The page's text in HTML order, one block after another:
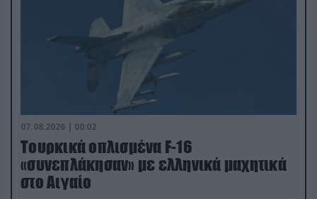
07.08.2026 | 00:02
Τουρκικά οπλισμένα F-16
«συνεπλάκησαν» με ελληνικά μαχητικά
στο Αιγαίο